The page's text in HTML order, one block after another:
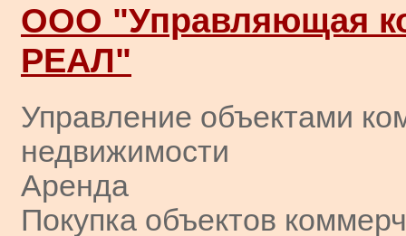
ООО "Управляющая
РЕАЛ"
Управление объектами
недвижимости
Аренда
Покупка объектов